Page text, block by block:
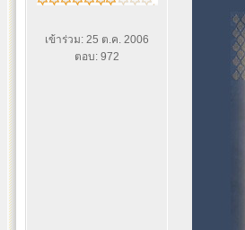
เข้าร่วม: 25 ต.ค. 2006
ตอบ: 972